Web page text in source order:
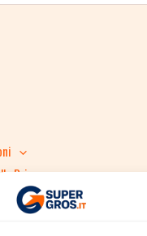
Privacy
GENERALI DI VENDITA